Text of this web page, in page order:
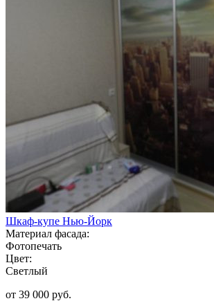
Шкаф-купе Нью-Йорк
Материал фасада:
Фотопечать
Цвет:
Светлый
от 39 000 руб.